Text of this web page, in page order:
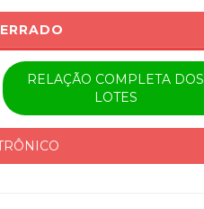
RELAÇÃO COMPLETA DOS
LOTES